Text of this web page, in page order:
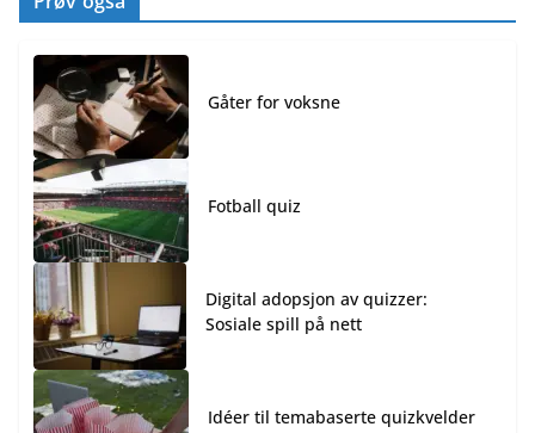
Gåter for voksne
Fotball quiz
Digital adopsjon av quizzer:
Sosiale spill på nett
Idéer til temabaserte quizkvelder